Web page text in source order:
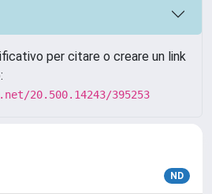
per citare o creare un link
20.500.14243/395253
ND